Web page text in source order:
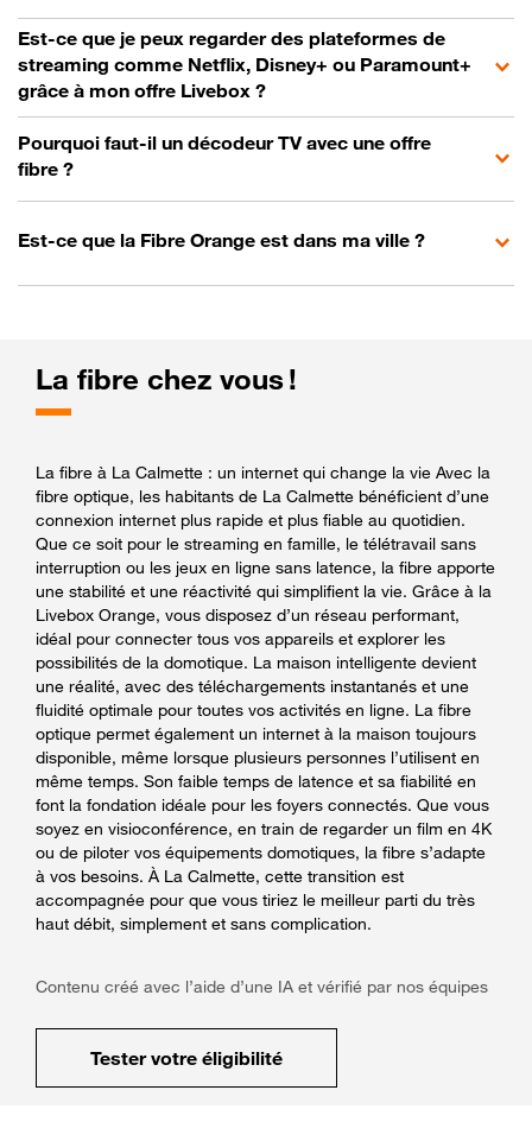
Est-ce que je peux regarder des plateformes de
streaming comme Netflix, Disney+ ou Paramount+
grâce à mon offre Livebox ?
Pourquoi faut-il un décodeur TV avec une offre
fibre ?
Est-ce que la Fibre Orange est dans ma ville ?
La fibre chez vous !
La fibre à La Calmette : un internet qui change la vie Avec la
fibre optique, les habitants de La Calmette bénéficient d’une
connexion internet plus rapide et plus fiable au quotidien.
Que ce soit pour le streaming en famille, le télétravail sans
interruption ou les jeux en ligne sans latence, la fibre apporte
une stabilité et une réactivité qui simplifient la vie. Grâce à la
Livebox Orange, vous disposez d’un réseau performant,
idéal pour connecter tous vos appareils et explorer les
possibilités de la domotique. La maison intelligente devient
une réalité, avec des téléchargements instantanés et une
fluidité optimale pour toutes vos activités en ligne. La fibre
optique permet également un internet à la maison toujours
disponible, même lorsque plusieurs personnes l’utilisent en
même temps. Son faible temps de latence et sa fiabilité en
font la fondation idéale pour les foyers connectés. Que vous
soyez en visioconférence, en train de regarder un film en 4K
ou de piloter vos équipements domotiques, la fibre s’adapte
à vos besoins. À La Calmette, cette transition est
accompagnée pour que vous tiriez le meilleur parti du très
haut débit, simplement et sans complication.
Contenu créé avec l’aide d’une IA et vérifié par nos équipes
Tester votre éligibilité